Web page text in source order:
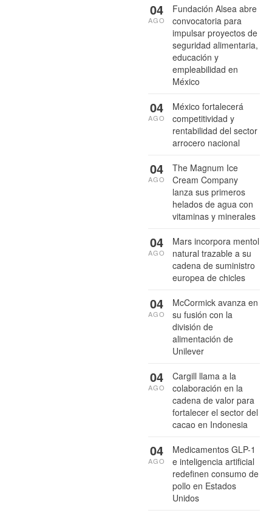
Fundación Alsea abre
convocatoria para
impulsar proyectos de
seguridad alimentaria,
educación y
empleabilidad en
México
04
AGO
México fortalecerá
competitividad y
rentabilidad del sector
arrocero nacional
04
AGO
The Magnum Ice
Cream Company
lanza sus primeros
helados de agua con
vitaminas y minerales
04
AGO
Mars incorpora mentol
natural trazable a su
cadena de suministro
europea de chicles
04
AGO
McCormick avanza en
su fusión con la
división de
alimentación de
Unilever
04
AGO
Cargill llama a la
colaboración en la
cadena de valor para
fortalecer el sector del
cacao en Indonesia
04
AGO
Medicamentos GLP-1
e inteligencia artificial
redefinen consumo de
pollo en Estados
Unidos
04
AGO